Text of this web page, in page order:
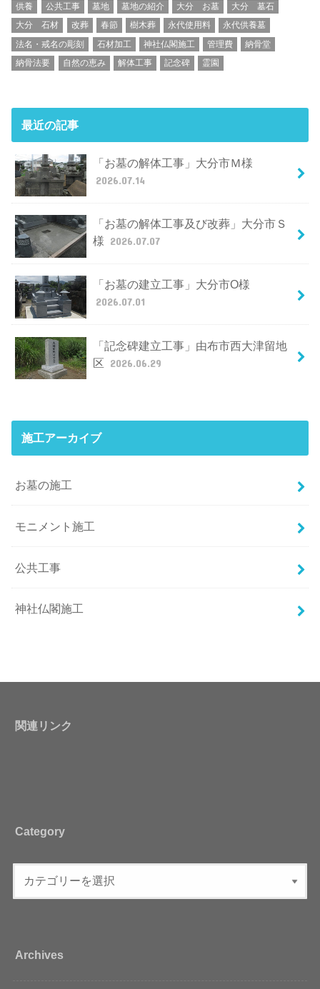
供養
公共工事 墓地 墓地の紹介 大分 お墓
大分 墓石
大分 石材
改葬 春節 樹木葬 永代使用料
永代供養墓
法名・戒名の彫刻
石材加工 神社仏閣施工 管理費
納骨堂
納骨法要
自然の恵み 解体工事 記念碑 霊園
最近の記事
「お墓の解体工事」大分市Ｍ様
2026.07.14
「お墓の解体工事及び改葬」大分市Ｓ
様 2026.07.07
「お墓の建立工事」大分市O様
2026.07.01
「記念碑建立工事」由布市西大津留地
区 2026.06.29
施工アーカイブ
お墓の施工
モニメント施工
公共工事
神社仏閣施工
関連リンク
Category
Archives